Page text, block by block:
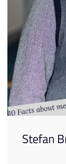
Stefan